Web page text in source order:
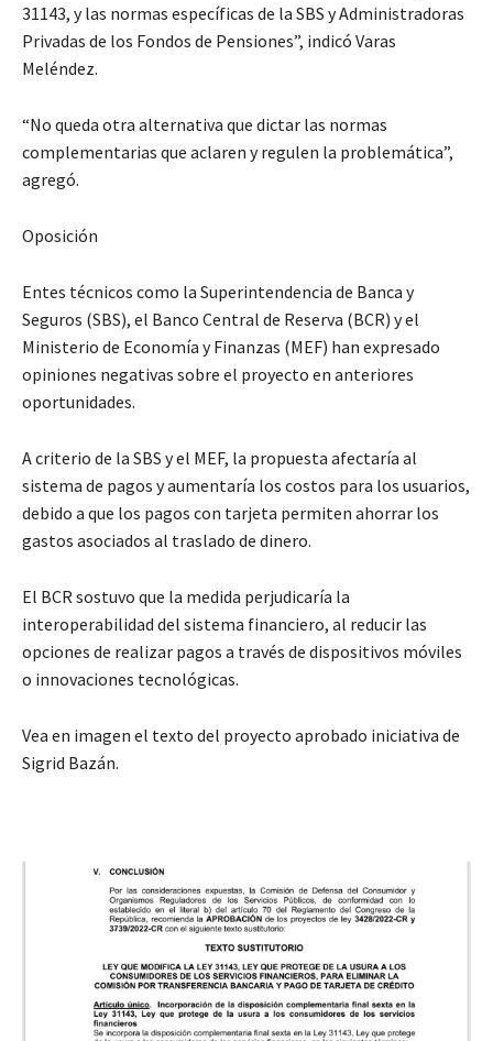
31143, y las normas específicas de la SBS y Administradoras
Privadas de los Fondos de Pensiones”, indicó Varas
Meléndez.
“No queda otra alternativa que dictar las normas
complementarias que aclaren y regulen la problemática”,
agregó.
Oposición
Entes técnicos como la Superintendencia de Banca y
Seguros (SBS), el Banco Central de Reserva (BCR) y el
Ministerio de Economía y Finanzas (MEF) han expresado
opiniones negativas sobre el proyecto en anteriores
oportunidades.
A criterio de la SBS y el MEF, la propuesta afectaría al
sistema de pagos y aumentaría los costos para los usuarios,
debido a que los pagos con tarjeta permiten ahorrar los
gastos asociados al traslado de dinero.
El BCR sostuvo que la medida perjudicaría la
interoperabilidad del sistema financiero, al reducir las
opciones de realizar pagos a través de dispositivos móviles
o innovaciones tecnológicas.
Vea en imagen el texto del proyecto aprobado iniciativa de
Sigrid Bazán.